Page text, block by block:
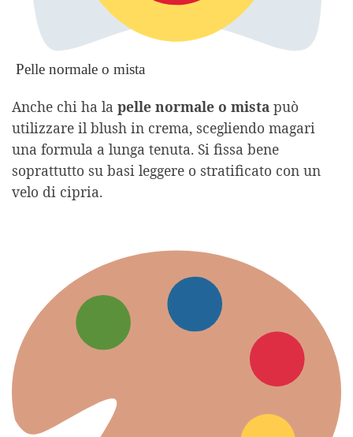
Pelle normale o mista
Anche chi ha la pelle normale o mista può
utilizzare il blush in crema, scegliendo magari
una formula a lunga tenuta. Si fissa bene
soprattutto su basi leggere o stratificato con un
velo di cipria.